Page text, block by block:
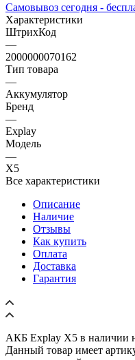
Самовывоз сегодня -
Характеристики
ШтрихКод
—
2000000070162
Тип товара
—
Аккумулятор
Бренд
—
Explay
Модель
—
X5
Все характеристики
Описание
Наличие
Отзывы
Как купить
Оплата
Доставка
Гарантия
АКБ Explay X5 в наличии
Данный товар имеет